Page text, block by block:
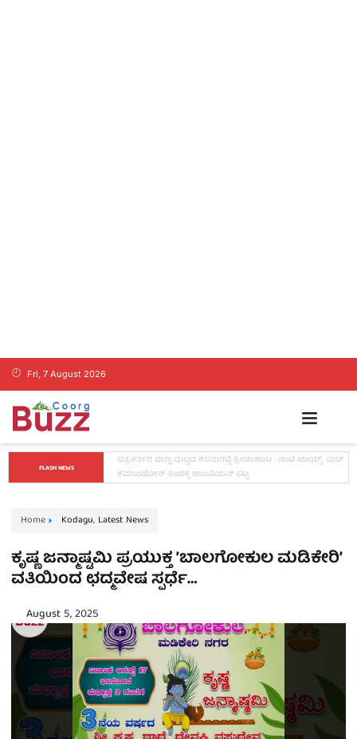
Fri, 7 August 2026
FLASH NEWS
ಕೊಡಗಿನ ಯುವ ನಾಯಕ ಪೊನ್ನಣ್ಣಗೆ ಸಚಿವ ಸ್ಥಾನ..? ನಿಯೋಗದ
ಎದುರು ಸಿಎಂ ಡಿ.ಕೆ. ಶಿವಕುಮಾರ್ ಮಹತ್ವದ ಸುಳಿವು..!
Home Kodagu, Latest News
ಕೃಷ್ಣ ಜನ್ಮಾಷ್ಟಮಿ ಪ್ರಯುಕ್ತ ʼಬಾಲಗೋಕುಲ ಮಡಿಕೇರಿʼ
ವತಿಯಿಂದ ಛದ್ಮವೇಷ ಸ್ಪರ್ಧೆ…
August 5, 2025